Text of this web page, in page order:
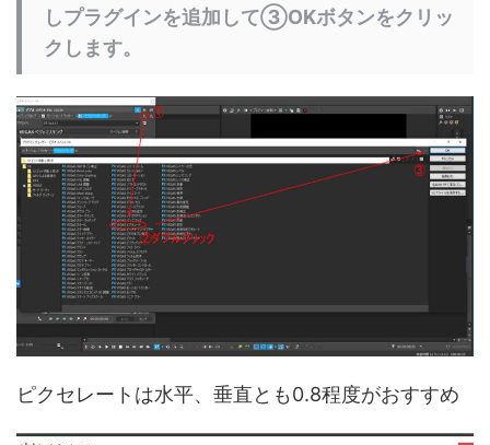
しプラグインを追加して③OKボタンをクリッ
クします。
ピクセレートは水平、垂直とも0.8程度がおすすめ